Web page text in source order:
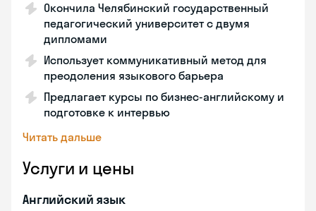
Окончила Челябинский государственный
педагогический университет с двумя
дипломами
Использует коммуникативный метод для
преодоления языкового барьера
Предлагает курсы по бизнес-английскому и
подготовке к интервью
Читать дальше
Услуги и цены
Английский язык